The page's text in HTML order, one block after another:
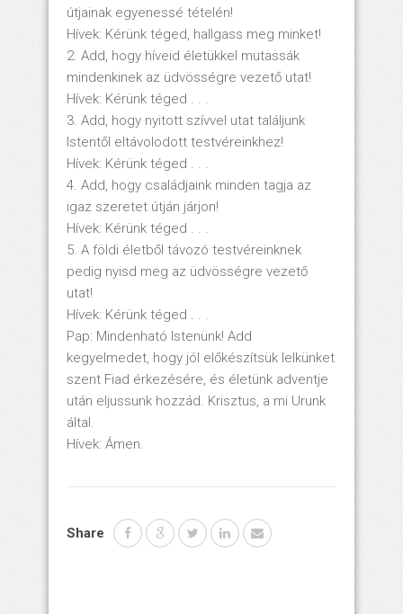
útjainak egyenessé tételén!
Hívek: Kérünk téged, hallgass meg minket!
2. Add, hogy híveid életükkel mutassák
mindenkinek az üdvösségre vezető utat!
Hívek: Kérünk téged . . .
3. Add, hogy nyitott szívvel utat találjunk
Istentől eltávolodott testvéreinkhez!
Hívek: Kérünk téged . . .
4. Add, hogy családjaink minden tagja az
igaz szeretet útján járjon!
Hívek: Kérünk téged . . .
5. A földi életből távozó testvéreinknek
pedig nyisd meg az üdvösségre vezető
utat!
Hívek: Kérünk téged . . .
Pap: Mindenható Istenünk! Add
kegyelmedet, hogy jól előkészítsük lelkünket
szent Fiad érkezésére, és életünk adventje
után eljussunk hozzád. Krisztus, a mi Urunk
által.
Hívek: Ámen.
Share